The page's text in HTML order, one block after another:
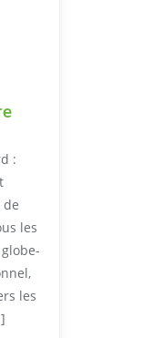
:
de
les
les